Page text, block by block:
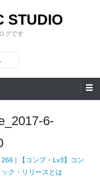
STUDIO
グです
6-
266 |
【コンプ・Lv3】コン
ク・リリースとは